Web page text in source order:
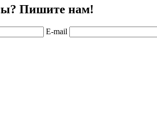
Пишите нам!
E-mail